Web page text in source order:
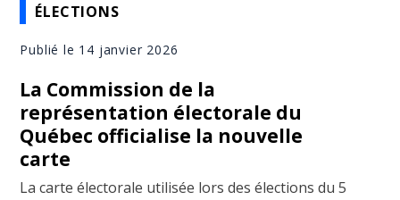
ÉLECTIONS
Publié le 14 janvier 2026
La Commission de la
représentation électorale du
Québec officialise la nouvelle
carte
La carte électorale utilisée lors des élections du 5